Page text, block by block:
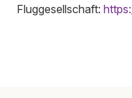
Fluggesellschaft: